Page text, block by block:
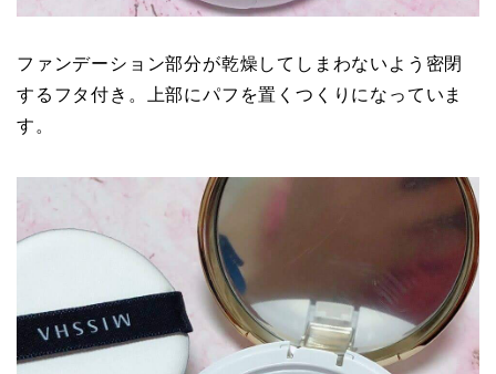
ファンデーション部分が乾燥してしまわないよう密閉
するフタ付き。上部にパフを置くつくりになっていま
す。